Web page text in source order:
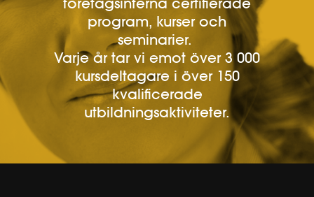
program, kurser och
seminarier.
Varje år tar vi emot över 3 000
kursdeltagare i över 150
kvalificerade
utbildningsaktiviteter.